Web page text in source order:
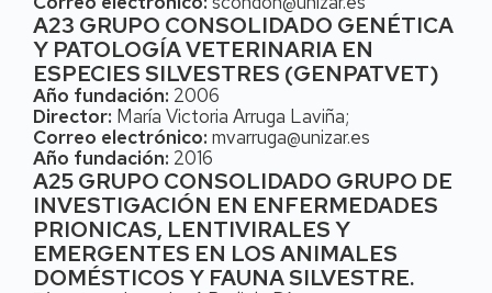
A23 GRUPO CONSOLIDADO GENÉTICA
Y PATOLOGÍA VETERINARIA EN
ESPECIES SILVESTRES (GENPATVET)
Año fundación: 2006
Director: María Victoria Arruga Laviña;
Correo electrónico: mvarruga@unizar.es
Año fundación: 2016
A25 GRUPO CONSOLIDADO GRUPO DE
INVESTIGACIÓN EN ENFERMEDADES
PRIONICAS, LENTIVIRALES Y
EMERGENTES EN LOS ANIMALES
DOMÉSTICOS Y FAUNA SILVESTRE.